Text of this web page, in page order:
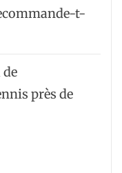
t-
près de